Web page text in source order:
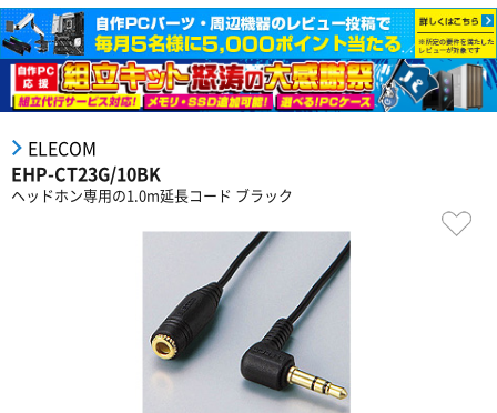
ELECOM
EHP-CT23G/10BK
ヘッドホン専用の1.0m延長コード ブラック